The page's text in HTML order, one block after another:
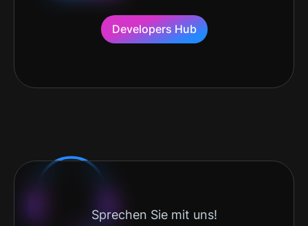
Developers Hub
Sprechen Sie mit uns!